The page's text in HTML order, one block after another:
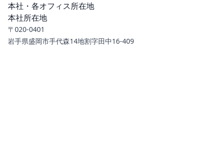
本社・各オフィス所在地
本社所在地
〒020-0401
岩手県盛岡市手代森14地割字田中16-409